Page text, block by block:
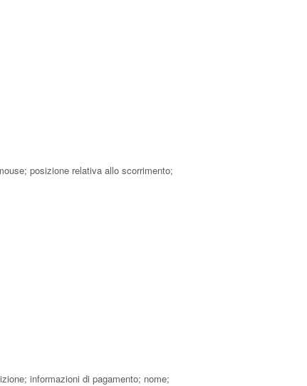
posizione relativa allo scorrimento;
informazioni di pagamento; nome;